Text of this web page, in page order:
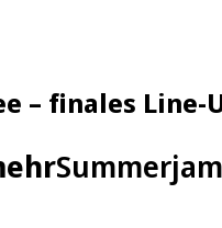
– finales